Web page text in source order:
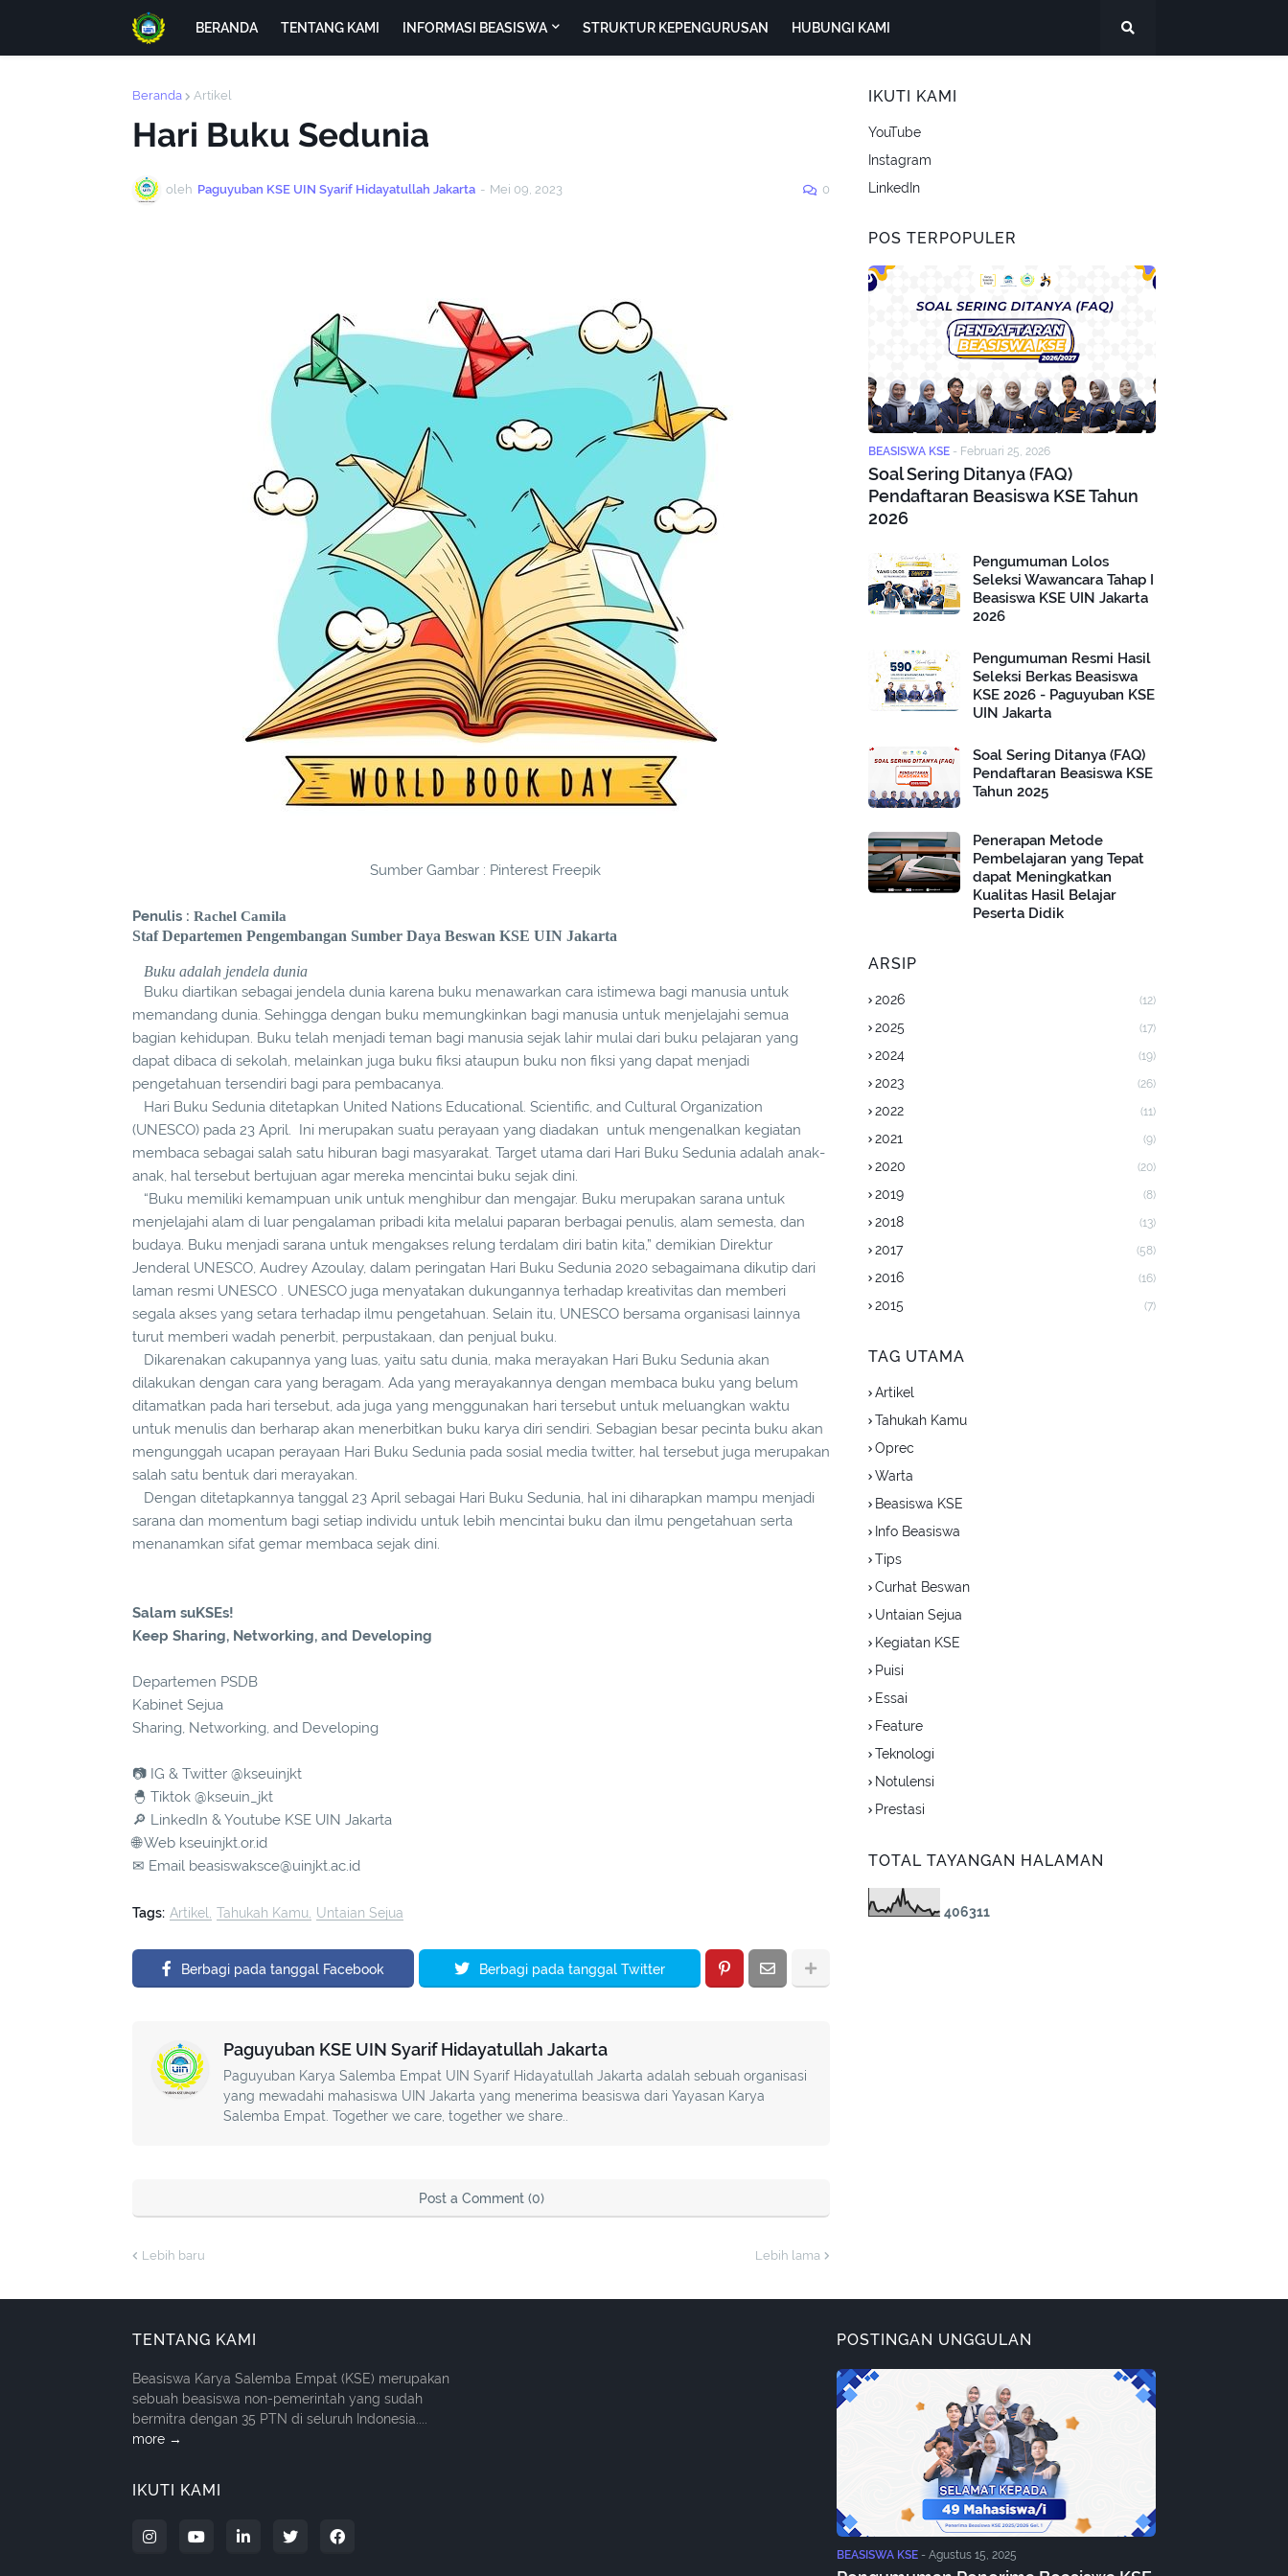
BERANDA TENTANG KAMI INFORMASI BEASISWA STRUKTUR KEPENGURUSAN HUBUNGI KAMI
Beranda Artikel
Hari Buku Sedunia
oleh Paguyuban KSE UIN Syarif Hidayatullah Jakarta - Mei 09, 2023 0
Sumber Gambar : Pinterest Freepik
Penulis : Rachel Camila
Staf Departemen Pengembangan Sumber Daya Beswan KSE UIN Jakarta
Buku adalah jendela dunia
Buku diartikan sebagai jendela dunia karena buku menawarkan cara istimewa bagi manusia untuk
memandang dunia. Sehingga dengan buku memungkinkan bagi manusia untuk menjelajahi semua
bagian kehidupan. Buku telah menjadi teman bagi manusia sejak lahir mulai dari buku pelajaran yang
dapat dibaca di sekolah, melainkan juga buku fiksi ataupun buku non fiksi yang dapat menjadi
pengetahuan tersendiri bagi para pembacanya.
Hari Buku Sedunia ditetapkan United Nations Educational. Scientific, and Cultural Organization
(UNESCO) pada 23 April. Ini merupakan suatu perayaan yang diadakan untuk mengenalkan kegiatan
membaca sebagai salah satu hiburan bagi masyarakat. Target utama dari Hari Buku Sedunia adalah anak-
anak, hal tersebut bertujuan agar mereka mencintai buku sejak dini.
“Buku memiliki kemampuan unik untuk menghibur dan mengajar. Buku merupakan sarana untuk
menjelajahi alam di luar pengalaman pribadi kita melalui paparan berbagai penulis, alam semesta, dan
budaya. Buku menjadi sarana untuk mengakses relung terdalam diri batin kita,” demikian Direktur
Jenderal UNESCO, Audrey Azoulay, dalam peringatan Hari Buku Sedunia 2020 sebagaimana dikutip dari
laman resmi UNESCO . UNESCO juga menyatakan dukungannya terhadap kreativitas dan memberi
segala akses yang setara terhadap ilmu pengetahuan. Selain itu, UNESCO bersama organisasi lainnya
turut memberi wadah penerbit, perpustakaan, dan penjual buku.
Dikarenakan cakupannya yang luas, yaitu satu dunia, maka merayakan Hari Buku Sedunia akan
dilakukan dengan cara yang beragam. Ada yang merayakannya dengan membaca buku yang belum
ditamatkan pada hari tersebut, ada juga yang menggunakan hari tersebut untuk meluangkan waktu
untuk menulis dan berharap akan menerbitkan buku karya diri sendiri. Sebagian besar pecinta buku akan
mengunggah ucapan perayaan Hari Buku Sedunia pada sosial media twitter, hal tersebut juga merupakan
salah satu bentuk dari merayakan.
Dengan ditetapkannya tanggal 23 April sebagai Hari Buku Sedunia, hal ini diharapkan mampu menjadi
sarana dan momentum bagi setiap individu untuk lebih mencintai buku dan ilmu pengetahuan serta
menanamkan sifat gemar membaca sejak dini.
Salam suKSEs!
Keep Sharing, Networking, and Developing
Departemen PSDB
Kabinet Sejua
Sharing, Networking, and Developing
📷 IG & Twitter @kseuinjkt
🐣 Tiktok @kseuin_jkt
🔎 LinkedIn & Youtube KSE UIN Jakarta
🌐Web kseuinjkt.or.id
✉ Email beasiswaksce@uinjkt.ac.id
Tags: Artikel Tahukah Kamu Untaian Sejua
Berbagi pada tanggal Facebook Berbagi pada tanggal Twitter
Paguyuban KSE UIN Syarif Hidayatullah Jakarta
Paguyuban Karya Salemba Empat UIN Syarif Hidayatullah Jakarta adalah sebuah organisasi
yang mewadahi mahasiswa UIN Jakarta yang menerima beasiswa dari Yayasan Karya
Salemba Empat. Together we care, together we share..
Post a Comment (0)
Lebih baru Lebih lama
IKUTI KAMI
YouTube
Instagram
LinkedIn
POS TERPOPULER
BEASISWA KSE - Februari 25, 2026
Soal Sering Ditanya (FAQ)
Pendaftaran Beasiswa KSE Tahun
2026
Pengumuman Lolos
Seleksi Wawancara Tahap I
Beasiswa KSE UIN Jakarta
2026
Pengumuman Resmi Hasil
Seleksi Berkas Beasiswa
KSE 2026 - Paguyuban KSE
UIN Jakarta
Soal Sering Ditanya (FAQ)
Pendaftaran Beasiswa KSE
Tahun 2025
Penerapan Metode
Pembelajaran yang Tepat
dapat Meningkatkan
Kualitas Hasil Belajar
Peserta Didik
ARSIP
2026 (12)
2025 (17)
2024 (19)
2023 (26)
2022 (11)
2021 (9)
2020 (20)
2019 (8)
2018 (13)
2017 (58)
2016 (16)
2015 (7)
TAG UTAMA
Artikel
Tahukah Kamu
Oprec
Warta
Beasiswa KSE
Info Beasiswa
Tips
Curhat Beswan
Untaian Sejua
Kegiatan KSE
Puisi
Essai
Feature
Teknologi
Notulensi
Prestasi
TOTAL TAYANGAN HALAMAN
406311
TENTANG KAMI
Beasiswa Karya Salemba Empat (KSE) merupakan
sebuah beasiswa non-pemerintah yang sudah
bermitra dengan 35 PTN di seluruh Indonesia....
more →
IKUTI KAMI
POSTINGAN UNGGULAN
BEASISWA KSE - Agustus 15, 2025